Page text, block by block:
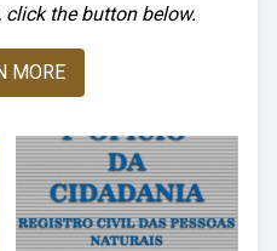
the button below.
MORE